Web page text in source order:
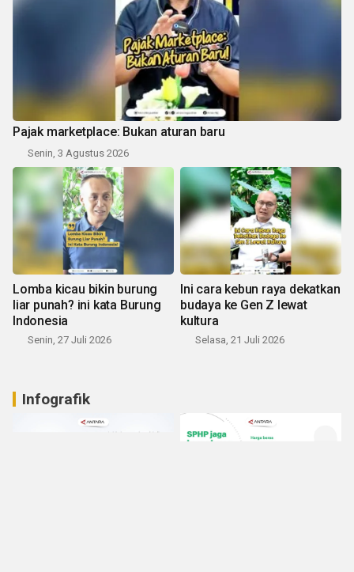
Pajak marketplace: Bukan aturan baru
Senin, 3 Agustus 2026
Lomba kicau bikin burung
liar punah? ini kata Burung
Indonesia
Senin, 27 Juli 2026
Ini cara kebun raya dekatkan
budaya ke Gen Z lewat
kultura
Selasa, 21 Juli 2026
Infografik